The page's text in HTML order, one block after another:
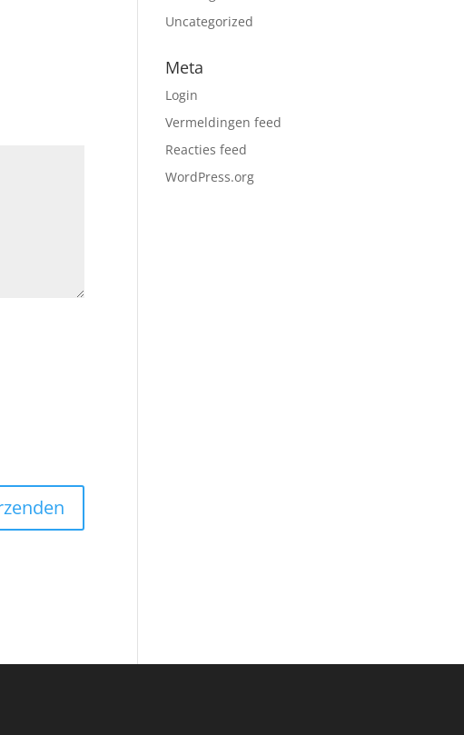
Uncategorized
Meta
Login
Vermeldingen feed
Reacties feed
WordPress.org